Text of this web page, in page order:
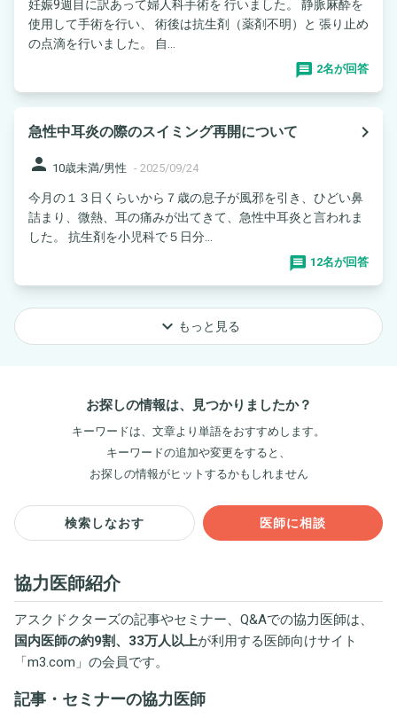
妊娠9週目に訳あって婦人科手術を 行いました。 静脈麻酔を
使用して手術を行い、 術後は抗生剤（薬剤不明）と 張り止め
の点滴を行いました。 自...
2名が回答
急性中耳炎の際のスイミング再開について
navigate_next
person 10歳未満/男性 - 2025/09/24
今月の１３日くらいから７歳の息子が風邪を引き、ひどい鼻
詰まり、微熱、耳の痛みが出てきて、急性中耳炎と言われま
した。 抗生剤を小児科で５日分...
12名が回答
keyboard_arrow_down もっと見る
お探しの情報は、見つかりましたか？
キーワードは、文章より単語をおすすめします。
キーワードの追加や変更をすると、
お探しの情報がヒットするかもしれません
検索しなおす 医師に相談
協力医師紹介
アスクドクターズの記事やセミナー、Q&Aでの協力医師は、
国内医師の約9割、33万人以上が利用する医師向けサイト
「m3.com 」の会員です。
記事・セミナーの協力医師